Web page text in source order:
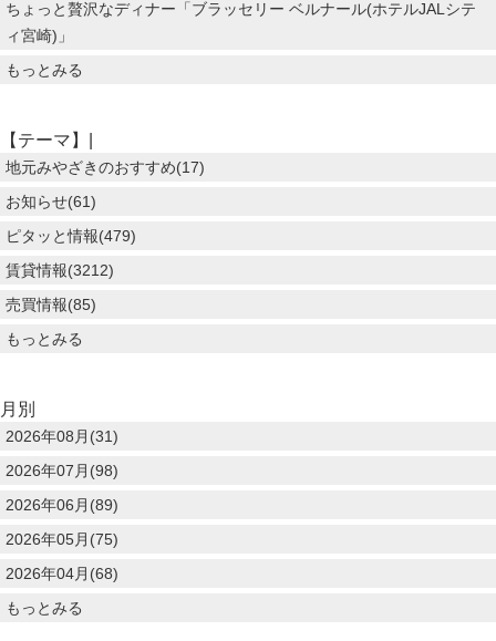
ちょっと贅沢なディナー「ブラッセリー ベルナール(ホテルJALシテ
ィ宮崎)」
もっとみる
【テーマ】|
地元みやざきのおすすめ(17)
お知らせ(61)
ピタッと情報(479)
賃貸情報(3212)
売買情報(85)
もっとみる
月別
2026年08月(31)
2026年07月(98)
2026年06月(89)
2026年05月(75)
2026年04月(68)
もっとみる